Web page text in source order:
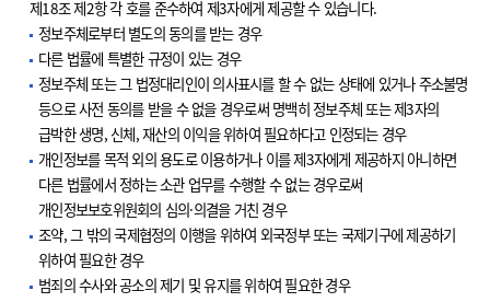
제18조 제2항 각 호를 준수하여 제3자에게 제공할 수 있습니다.
정보주체로부터 별도의 동의를 받는 경우
다른 법률에 특별한 규정이 있는 경우
정보주체 또는 그 법정대리인이 의사표시를 할 수 없는 상태에 있거나 주소불명
등으로 사전 동의를 받을 수 없을 경우로써 명백히 정보주체 또는 제3자의
급박한 생명, 신체, 재산의 이익을 위하여 필요하다고 인정되는 경우
개인정보를 목적 외의 용도로 이용하거나 이를 제3자에게 제공하지 아니하면
다른 법률에서 정하는 소관 업무를 수행할 수 없는 경우로써
개인정보보호위원회의 심의·의결을 거친 경우
조약, 그 밖의 국제협정의 이행을 위하여 외국정부 또는 국제기구에 제공하기
위하여 필요한 경우
범죄의 수사와 공소의 제기 및 유지를 위하여 필요한 경우